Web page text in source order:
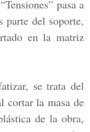
pasa a
parte del soporte,
en la matriz
se trata del
cortar la masa de
de la obra,